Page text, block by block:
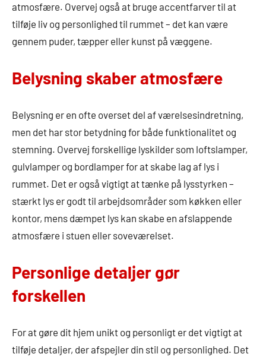
atmosfære. Overvej også at bruge accentfarver til at
tilføje liv og personlighed til rummet – det kan være
gennem puder, tæpper eller kunst på væggene.
Belysning skaber atmosfære
Belysning er en ofte overset del af værelsesindretning,
men det har stor betydning for både funktionalitet og
stemning. Overvej forskellige lyskilder som loftslamper,
gulvlamper og bordlamper for at skabe lag af lys i
rummet. Det er også vigtigt at tænke på lysstyrken –
stærkt lys er godt til arbejdsområder som køkken eller
kontor, mens dæmpet lys kan skabe en afslappende
atmosfære i stuen eller soveværelset.
Personlige detaljer gør
forskellen
For at gøre dit hjem unikt og personligt er det vigtigt at
tilføje detaljer, der afspejler din stil og personlighed. Det